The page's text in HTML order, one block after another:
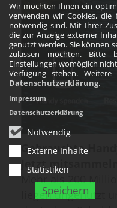
Wir möchten Ihnen ein
verwenden wir Cookies,
notwendig sind. Mit Ihrer
die zur Anzeige externer
genutzt werden. Sie können
zulassen möchten. Bitte
Einstellungen womöglich
Verfügung stehen.
Datenschutzerklärung.
Notwendig
Externe Inhalte
Statistiken
Speichern
Impressum
Datenschutzerklärung
Gebrauchte
Jetzt
Mehr als 200
liegen ungenutzt